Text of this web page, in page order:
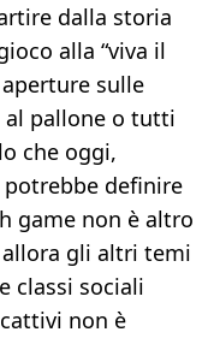
dalla storia
alla “viva il
sulle
al pallone o tutti
che oggi,
definire
game non è altro
allora gli altri temi
classi sociali
non è